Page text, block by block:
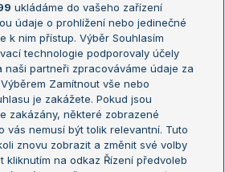
Australian Open
French Open
Wimbledon
US Open
Turnaj mistrů
Turnaj mistryň
ukládáme do vašeho zařízení
údaje o prohlížení nebo jedinečné
k nim přístup. Výběr Souhlasím
technologie podporovaly účely
naši partneři zpracováváme údaje za
Zamítnout vše nebo
je zakážete. Pokud jsou
zakázány, některé zobrazené
vás nemusí být tolik relevantní. Tuto
znovu zobrazit a změnit své volby
kliknutím na odkaz Řízení předvoleb